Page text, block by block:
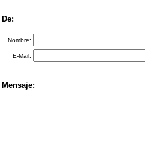
De:
Nombre:
E-Mail:
Mensaje: